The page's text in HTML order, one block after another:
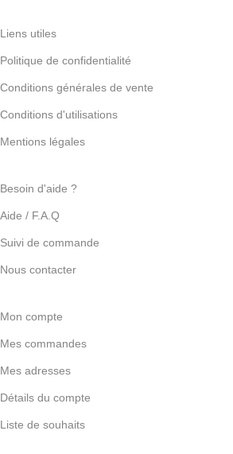
Liens utiles
Politique de confidentialité
Conditions générales de vente
Conditions d'utilisations
Mentions légales
Besoin d'aide ?
Aide / F.A.Q
Suivi de commande
Nous contacter
Mon compte
Mes commandes
Mes adresses
Détails du compte
Liste de souhaits